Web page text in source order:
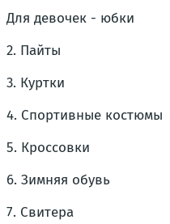
Для девочек - юбки
2. Пайты
3. Куртки
4. Спортивные костюмы
5. Кроссовки
6. Зимняя обувь
7. Свитера